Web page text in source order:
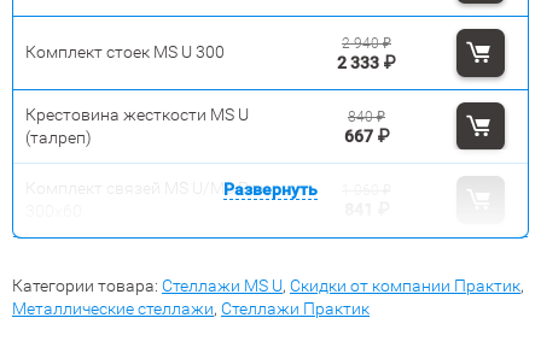
Комплект стоек MS U 300
2 333 ₽
2 940₽
Крестовина жесткости MS U
(талреп)
667 ₽
840₽
Комплект связей MS U/MS ProРазвернуть
Категории товара: Стеллажи MS U, Скидки от компании Практик,
Металлические стеллажи, Стеллажи Практик